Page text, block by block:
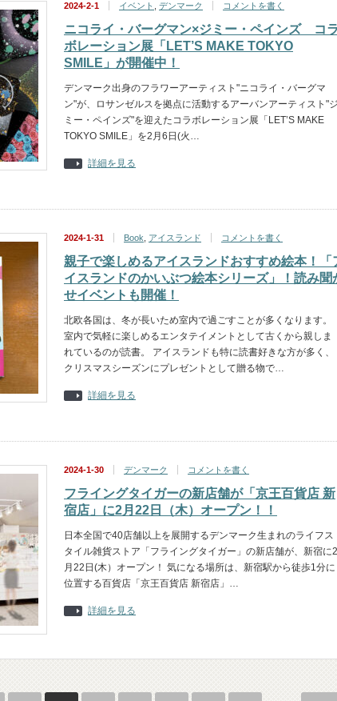
2024-2-1 イベント デンマーク コメントを書く
ニコライ・バーグマン×ジミー・ペインズ コ
ボレーション展「LET’S MAKE TOKYO
SMILE」が開催中！
デンマーク出身のフラワーアーティスト"ニコライ・バーグマ
ン"が、ロサンゼルスを拠点に活動するアーバンアーティスト"
ミー・ペインズ"を迎えたコラボレーション展「LET’S MAKE
TOKYO SMILE」を2月6日(火…
詳細を見る
2024-1-31 Book アイスランド コメントを書く
親子で楽しめるアイスランドおすすめ絵本！「
イスランドのかいぶつ絵本シリーズ」！読み聞
せイベントも開催！
北欧各国は、冬が長いため室内で過ごすことが多くなります。
室内で気軽に楽しめるエンタテイメントとして古くから親しま
れているのが読書。 アイスランドも特に読書好きな方が多く、
クリスマスシーズンにプレゼントとして贈る物で…
詳細を見る
2024-1-30 デンマーク コメントを書く
フライングタイガーの新店舗が「京王百貨店 新
宿店」に2月22日（木）オープン！！
日本全国で40店舗以上を展開するデンマーク生まれのライフス
タイル雑貨ストア「フライングタイガー」の新店舗が、新宿に2
月22日(木）オープン！ 気になる場所は、新宿駅から徒歩1分に
位置する百貨店「京王百貨店 新宿店」…
詳細を見る